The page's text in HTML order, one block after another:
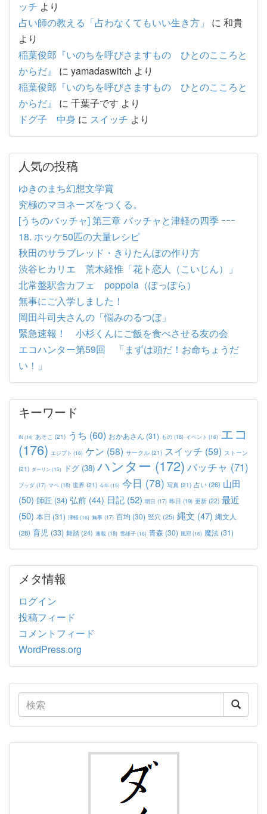
ッチ より
占い師の教える「占わなくてもいい生き方」
に 和貴
より
稲葉俊郎『いのちを呼びさますもの ひとのこころと
からだ』
に yamadaswitch より
稲葉俊郎『いのちを呼びさますもの ひとのこころと
からだ』
に 千葉子です より
ドグ子 中身 に スイッチ より
人気の投稿
ゆきのまち幻想文学賞
究極のマヨネーズをつくる。
[うちのバッチャ] 第三章 バッチャと津軽の四季 ｰｰｰ
18. ホッケ50匹の大量レシピ
秋田のサラブレッド・きりたんぽの作り方
渋谷ヒカリエ 荒木経惟「花ト恋人（こいじん）」
北常盤駅舎カフェ poppola（ぽっぽら）
無事にご入学しました！
岡田斗司夫さんの「悩みのるつぼ」
緊急速報！ 小杉くんにご飯を食べさせる友の会
エコハンター第59回 「まずは頭だ！お命ちょうだ
い！」
キーワード
IN(14) あそこ (21) うち (60) おかあさん (31) もの (18) イベント (16) エコ
(176) エジプト (16) ケン (58) サークル (21) スイッチ (59) ストーン
(21) ダーリン(15) ドグ (38) ハンター (172) バッチャ (71)
ブッダ (17) マペ (18) 世界 (21) 今年(15) 今日 (78) 写真 (21) 占い(26) 山田
(50) 師匠 (34) 弘前 (44) 日記 (52) 明日 (17) 昨日 (19) 更新 (22) 最近
(50) 本日 (31) 津軽(16) 無事 (17) 百均 (30) 竪穴 (25) 縄文 (47) 縄文人
(28) 育児 (33) 舞踏 (24) 連載 (18) 雪雄子(16) 青森 (30) 風邪(16) 魔法 (31)
メタ情報
ログイン
投稿フィード
コメントフィード
WordPress.org